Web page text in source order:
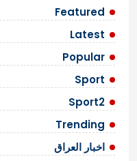
Featured
Latest
Popular
Sport
Sport2
Trending
اخبار العراق